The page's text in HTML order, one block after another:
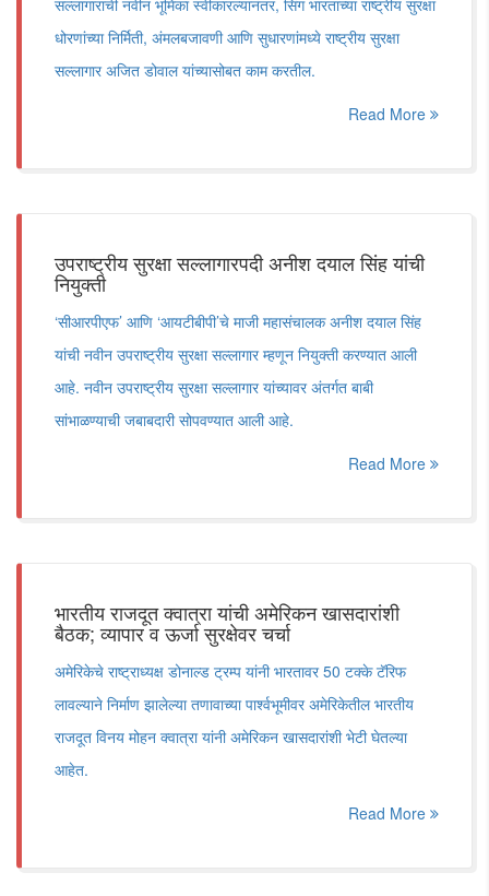
सल्लागाराची नवीन भूमिका स्वीकारल्यानंतर, सिंग भारताच्या राष्ट्रीय सुरक्षा
धोरणांच्या निर्मिती, अंमलबजावणी आणि सुधारणांमध्ये राष्ट्रीय सुरक्षा
सल्लागार अजित डोवाल यांच्यासोबत काम करतील.
Read More
उपराष्ट्रीय सुरक्षा सल्लागारपदी अनीश दयाल सिंह यांची
नियुक्ती
‘सीआरपीएफ’ आणि ‘आयटीबीपी’चे माजी महासंचालक अनीश दयाल सिंह
यांची नवीन उपराष्ट्रीय सुरक्षा सल्लागार म्हणून नियुक्ती करण्यात आली
आहे. नवीन उपराष्ट्रीय सुरक्षा सल्लागार यांच्यावर अंतर्गत बाबी
सांभाळण्याची जबाबदारी सोपवण्यात आली आहे.
Read More
भारतीय राजदूत क्वात्रा यांची अमेरिकन खासदारांशी
बैठक; व्यापार व ऊर्जा सुरक्षेवर चर्चा
अमेरिकेचे राष्ट्राध्यक्ष डोनाल्ड ट्रम्प यांनी भारतावर 50 टक्के टॅरिफ
लावल्याने निर्माण झालेल्या तणावाच्या पार्श्वभूमीवर अमेरिकेतील भारतीय
राजदूत विनय मोहन क्वात्रा यांनी अमेरिकन खासदारांशी भेटी घेतल्या
आहेत.
Read More